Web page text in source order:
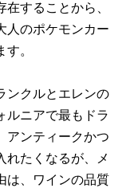
することから、
人のポケモンカー
。
ンクルとエレンの
ルニアで最もドラ
アンティークかつ
れたくなるが、メ
は、ワインの品質